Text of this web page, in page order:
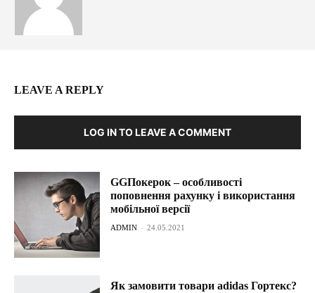
LEAVE A REPLY
LOG IN TO LEAVE A COMMENT
GGПокерок – особливості
поповнення рахунку і використання
мобільної версії
ADMIN - 24.05.2021
Як замовити товари adidas Гортекс?